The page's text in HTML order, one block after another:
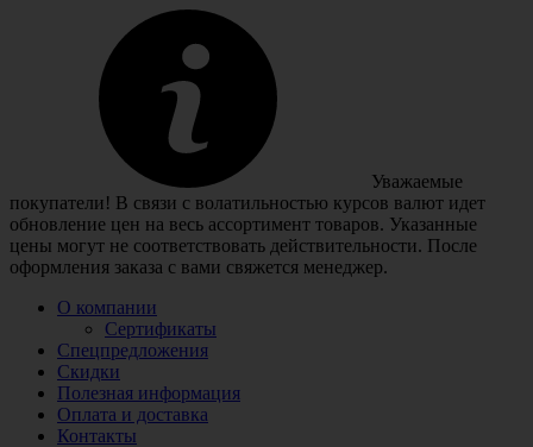
Уважаемые
покупатели! В связи с волатильностью курсов валют идет
обновление цен на весь ассортимент товаров. Указанные
цены могут не соответствовать действительности. После
оформления заказа с вами свяжется менеджер.
О компании
Сертификаты
Спецпредложения
Скидки
Полезная информация
Оплата и доставка
Контакты